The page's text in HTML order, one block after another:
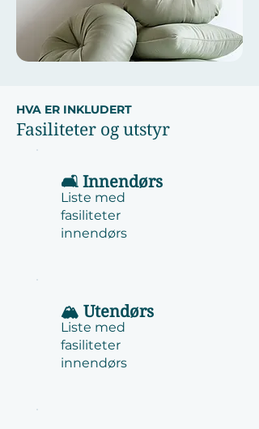
HVA ER INKLUDERT
Fasiliteter og utstyr
🛋️ Innendørs
Liste med
fasiliteter
innendørs
🏔️ Utendørs
Liste med
fasiliteter
innendørs